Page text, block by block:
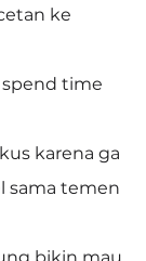
ke
spend time
karena ga
sama temen